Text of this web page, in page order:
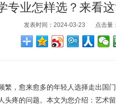
专业怎样选？来看
发表时间：2024-03-23 点击量
繁，愈来愈多的年轻人选择走出国
疼的问题。本文为您介绍：艺术